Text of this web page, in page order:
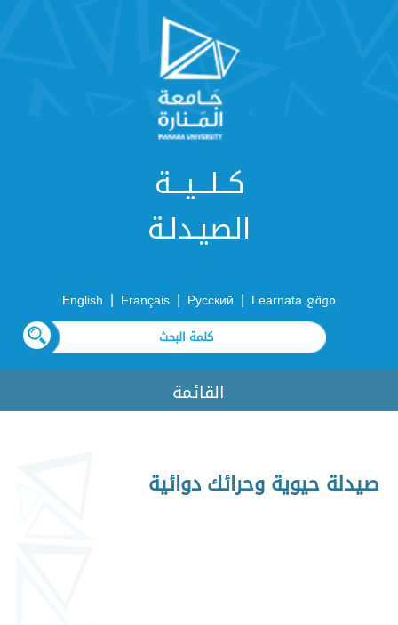
كــلـــيـــة
الصيـدلـة
موقع Learnata |
Русский
|
Français
|
English
القائمة
صيدلة حيوية وحرائك دوائية